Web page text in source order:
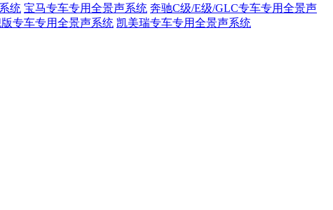
统 宝马专车专用全景声系统 奔驰C级/E级/GLC专车专用全景声
专车专用全景声系统 凯美瑞专车专用全景声系统